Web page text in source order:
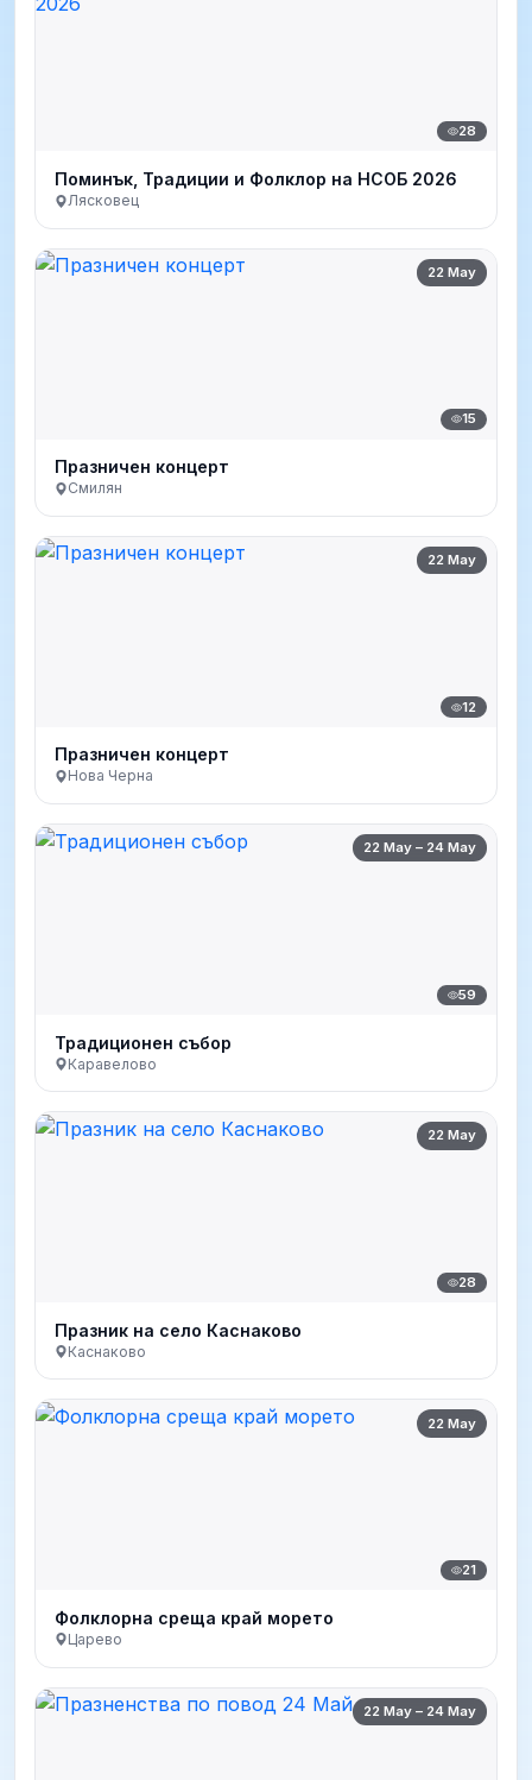
28
Поминък, Традиции и Фолклор на НСОБ 2026
Лясковец
22 May
15
Празничен концерт
Смилян
22 May
12
Празничен концерт
Нова Черна
22 May – 24 May
59
Традиционен събор
Каравелово
22 May
28
Празник на село Каснаково
Каснаково
22 May
21
Фолклорна среща край морето
Царево
22 May – 24 May